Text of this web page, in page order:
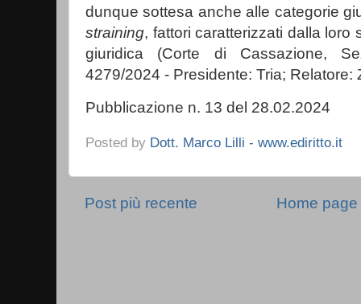
dunque sottesa anche alle categorie
straining, fattori caratterizzati dalla loro
giuridica (Corte di Cassazione,
4279/2024 - Presidente: Tria; Relatore:
Pubblicazione n. 13 del 28.02.2024
Posted by Dott. Marco Lilli - www.ediritto.it
Post più recente Home page